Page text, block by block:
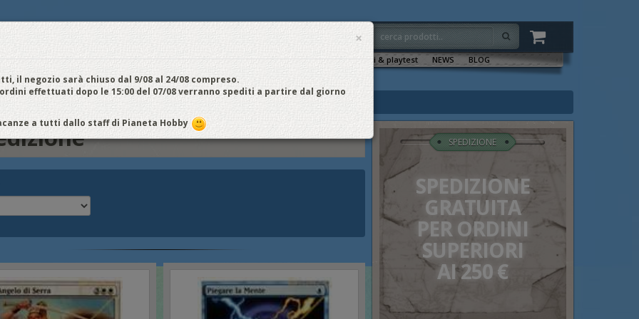
Chi Siamo Vantaggi Aiuto Metodi di pagamento Sala tornei & playtest NEWS
BLOG
/ REGISTRATI
SPEDIZIONE
SPEDIZIONE
GRATUITA
PER ORDINI
SUPERIORI
AI 250 €
×
il negozio sarà chiuso dal 9/08 al 24/08 compreso.
effettuati dopo le 15:00 del 07/08 verranno spediti a partire dal giorno
a tutti dallo staff di Pianeta Hobby